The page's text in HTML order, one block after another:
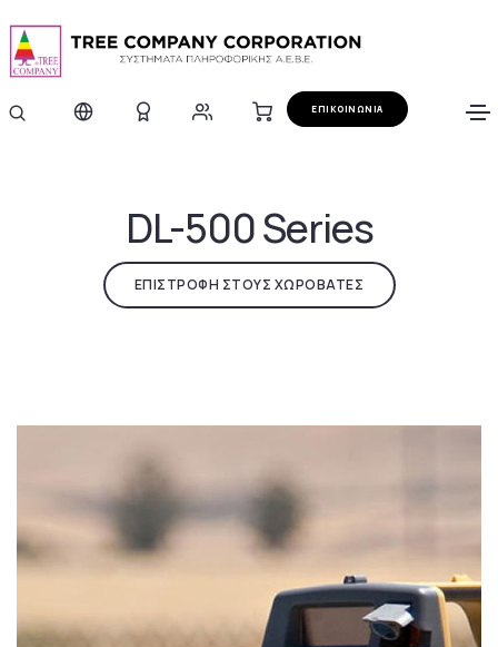
ΕΠΙΚΟΙΝΩΝΙΑ
DL-500 Series
ΕΠΙΣΤΡΟΦΗ ΣΤΟΥΣ ΧΩΡΟΒΑΤΕΣ